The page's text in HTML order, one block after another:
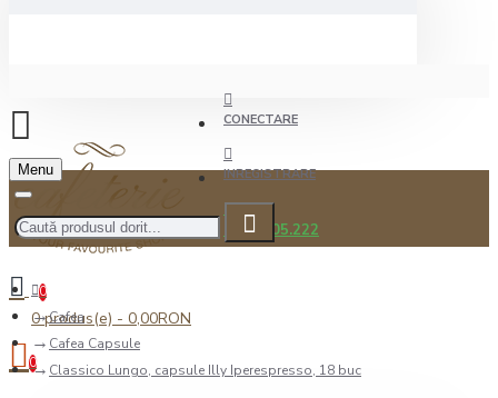
CONECTARE
INREGISTRARE
0722.505.222
Menu
0
0 produs(e) - 0,00RON
0
Cafea
Cafea Capsule
Classico Lungo, capsule Illy Iperespresso, 18 buc